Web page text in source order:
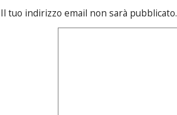
Il tuo indirizzo email non sarà pubblicato.